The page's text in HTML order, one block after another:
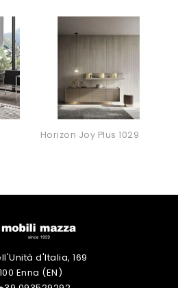
Horizon Joy Plus 1029
d'Italia, 169
Enna (EN)